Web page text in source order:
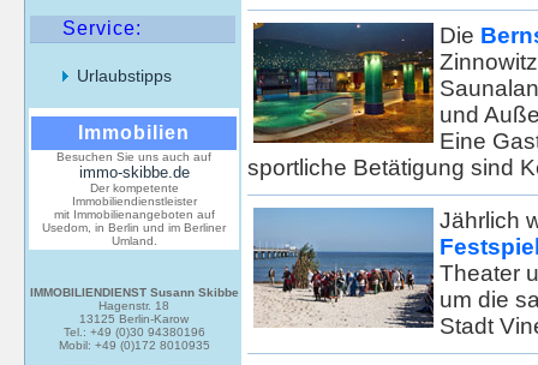
Service:
Urlaubstipps
Immobilien
Besuchen Sie uns auch auf
immo-skibbe.de
Der kompetente
Immobiliendienstleister
mit Immobilienangeboten auf
Usedom, in Berlin und im Berliner
Umland.
IMMOBILIENDIENST Susann Skibbe
Hagenstr. 18
13125 Berlin-Karow
Tel.: +49 (0)30 94380196
Mobil: +49 (0)172 8010935
Die
und
Eine
sportliche Betätigung sind
Jährlich
Theater
um die
Stadt